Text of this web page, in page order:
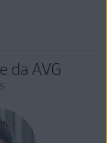
da AVG